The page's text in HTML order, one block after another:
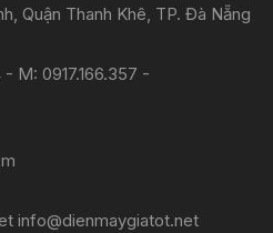
Quận Thanh Khê, TP. Đà Nẵng
M: 0917.166.357 -
info@dienmaygiatot.net